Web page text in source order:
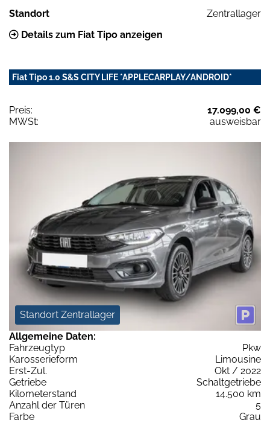
Standort
Zentrallager
Details zum Fiat Tipo anzeigen
Fiat Tipo 1.0 S&S CITY LIFE *APPLECARPLAY/ANDROID*
Preis:
17.099,00 €
MWSt:
ausweisbar
Standort Zentrallager
Allgemeine Daten:
Fahrzeugtyp
Pkw
Karosserieform
Limousine
Erst-Zul.
Okt / 2022
Getriebe
Schaltgetriebe
Kilometerstand
14.500 km
Anzahl der Türen
5
Farbe
Grau